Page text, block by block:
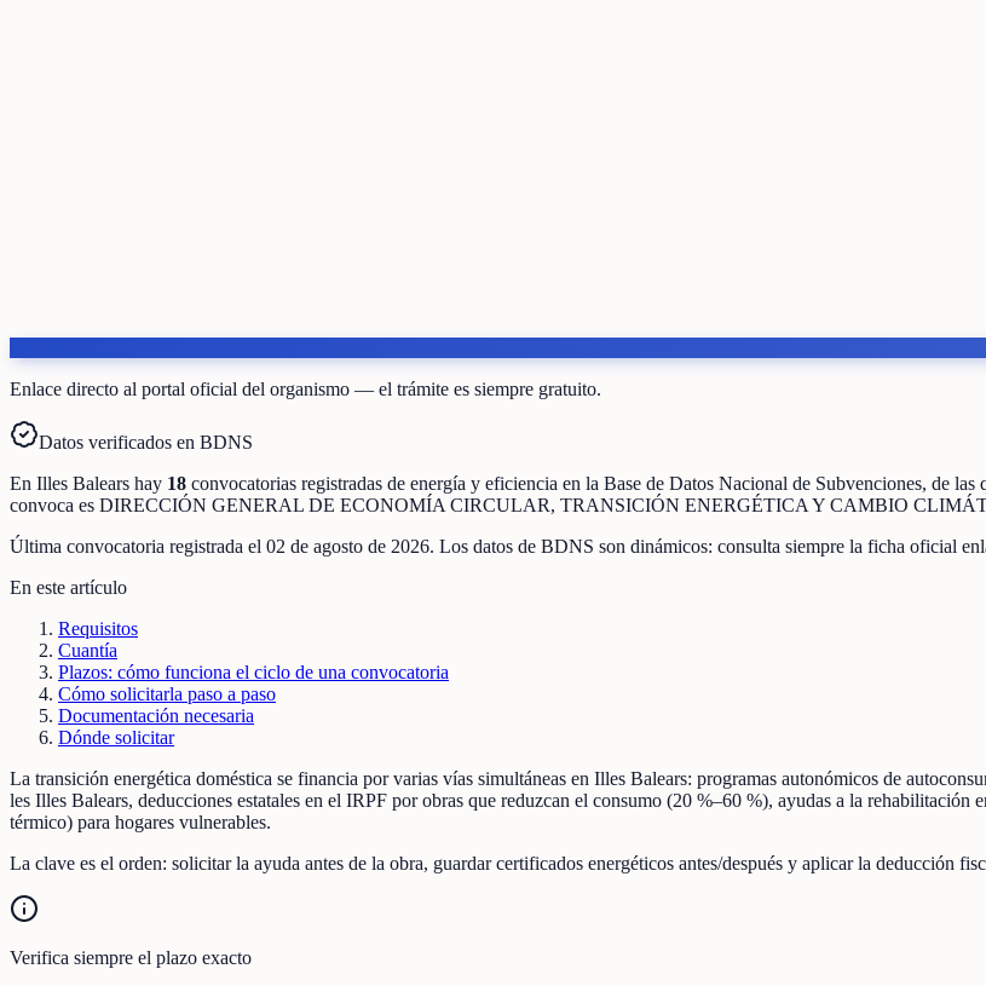
Enlace directo al portal oficial del organismo — el trámite es siempre gratuito.
Datos verificados en BDNS
En Illes Balears hay 18 convocatorias registradas de energía y eficiencia en la Base de Datos Nacional de Subvenciones, de las
convoca es DIRECCIÓN GENERAL DE ECONOMÍA CIRCULAR, TRANSICIÓN ENERGÉTICA Y CAMBIO
Última convocatoria registrada el 02 de agosto de 2026. Los datos de BDNS son dinámicos: consulta siempre la ficha oficial
En este artículo
Requisitos
Cuantía
Plazos: cómo funciona el ciclo de una convocatoria
Cómo solicitarla paso a paso
Documentación necesaria
Dónde solicitar
La transición energética doméstica se financia por varias vías simultáneas en Illes Balears: programas autonómicos de
les Illes Balears, deducciones estatales en el IRPF por obras que reduzcan el consumo (20 %–60 %), ayudas a la
térmico) para hogares vulnerables.
La clave es el orden: solicitar la ayuda antes de la obra, guardar certificados energéticos antes/después y aplicar la deducción
Verifica siempre el plazo exacto